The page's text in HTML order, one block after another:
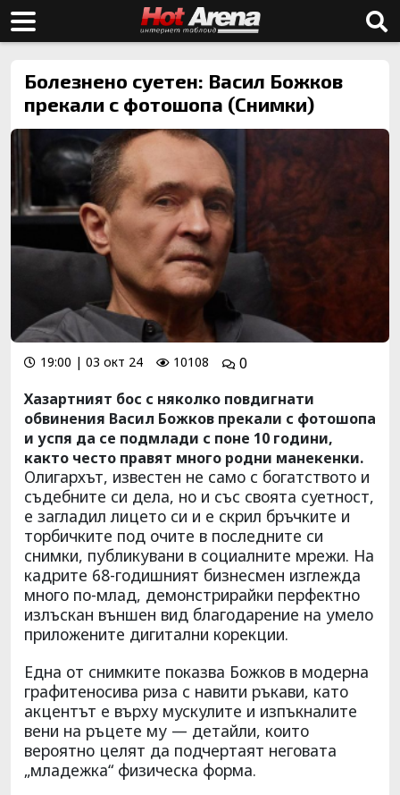
Болезнено суетен: Васил Божков
прекали с фотошопа (Снимки)
19:00 | 03 окт 24 10108
0
Хазартният бос с няколко повдигнати
обвинения Васил Божков прекали с фотошопа
и успя да се подмлади с поне 10 години,
както често правят много родни манекенки.
Олигархът, известен не само с богатството и
съдебните си дела, но и със своята суетност,
е загладил лицето си и е скрил бръчките и
торбичките под очите в последните си
снимки, публикувани в социалните мрежи. На
кадрите 68-годишният бизнесмен изглежда
много по-млад, демонстрирайки перфектно
излъскан външен вид благодарение на умело
приложените дигитални корекции.
Една от снимките показва Божков в модерна
графитеносива риза с навити ръкави, като
акцентът е върху мускулите и изпъкналите
вени на ръцете му — детайли, които
вероятно целят да подчертаят неговата
„младежка“ физическа форма.